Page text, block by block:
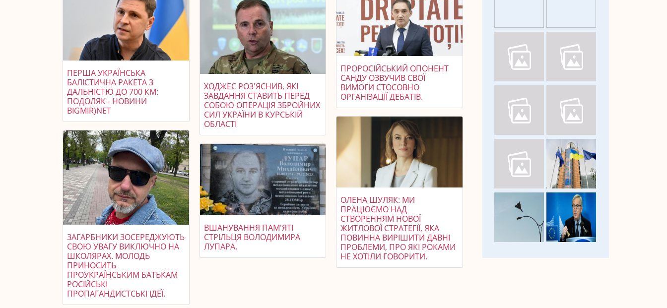
ПЕРША УКРАЇНСЬКА
БАЛІСТИЧНА РАКЕТА З
ДАЛЬНІСТЮ ДО 700 КМ:
ПОДОЛЯК - НОВИНИ
BIGMIR)NET
ЗАГАРБНИКИ ЗОСЕРЕДЖУЮТЬ
СВОЮ УВАГУ ВИКЛЮЧНО НА
ШКОЛЯРАХ. МОЛОДЬ
ПРИНОСИТЬ
ПРОУКРАЇНСЬКИМ БАТЬКАМ
РОСІЙСЬКІ
ПРОПАГАНДИСТСЬКІ ІДЕЇ.
ХОДЖЕС РОЗ'ЯСНИВ, ЯКІ
ЗАВДАННЯ СТАВИТЬ ПЕРЕД
СОБОЮ ОПЕРАЦІЯ ЗБРОЙНИХ
СИЛ УКРАЇНИ В КУРСЬКІЙ
ОБЛАСТІ
ВШАНУВАННЯ ПАМ'ЯТІ
СТРІЛЬЦЯ ВОЛОДИМИРА
ЛУПАРА.
ПРОРОСІЙСЬКИЙ ОПОНЕНТ
САНДУ ОЗВУЧИВ СВОЇ
ВИМОГИ СТОСОВНО
ОРГАНІЗАЦІЇ ДЕБАТІВ.
ОЛЕНА ШУЛЯК: МИ
ПРАЦЮЄМО НАД
СТВОРЕННЯМ НОВОЇ
ЖИТЛОВОЇ СТРАТЕГІЇ, ЯКА
ПОВИННА ВИРІШИТИ ДАВНІ
ПРОБЛЕМИ, ПРО ЯКІ РОКАМИ
НЕ ХОТІЛИ ГОВОРИТИ.